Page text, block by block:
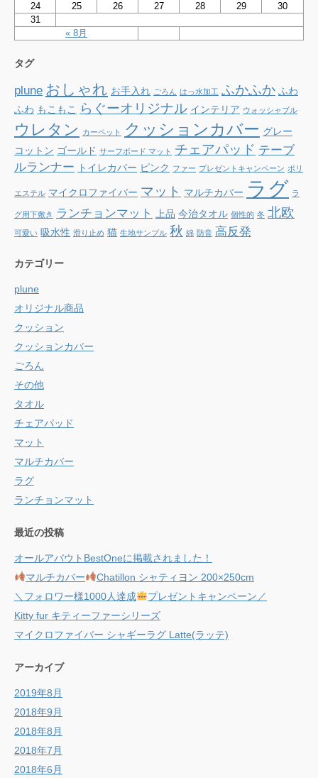
« 8月
24
25 26 27 28 29
30
31
タグ
plune おしゃれ お手入れ ごろん はっ水加工 ふかふか ふわ
ふわ もこもこ らぐーオリジナル インテリア ウォッシャブル
ウレタン カーペット クッションカバー グレー
コットン ゴールド サーフボード マット チェアパッド テーブ
ルランナー
トイレカバー ピンク ファー プレゼントキャンペーン ポリ
エステル マイクロファイバー マット マルチカバー ラグ ラ
グ用下敷き ランチョンマット 上品 今治タオル 個性的 冬 北欧
可愛い 吸水性 滑り止め 猫 生地サンプル 秋 綿 防音 高反発
カテゴリー
plune
オリジナル商品
クッション
クッションカバー
ごろん
その他
タオル
チェアパッド
マット
マルチカバー
ラグ
ランチョンマット
最近の投稿
オールアバウトBestOneに掲載されました！
マルチカバー
Chatillon シャティヨン 200×250cm
＼フォロワー様1000人達成
プレゼントキャンペーン／
Kitty fur キティーファーシリーズ
マイクロファイバー シャギーラグ Latte(ラッテ)
アーカイブ
2019年8月
2018年9月
2018年8月
2018年7月
2018年6月